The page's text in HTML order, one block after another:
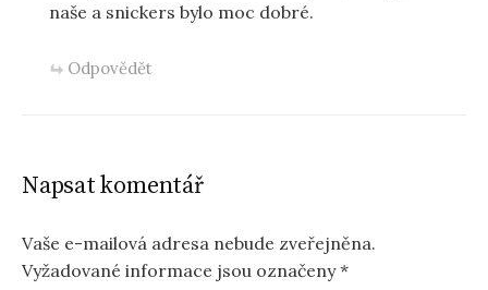
naše a snickers bylo moc dobré.
Odpovědět
Napsat komentář
Vaše e-mailová adresa nebude zveřejněna.
Vyžadované informace jsou označeny*